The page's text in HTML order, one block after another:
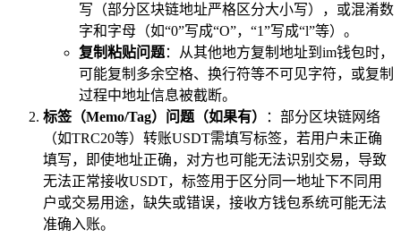
写（部分区块链地址严格区分大小写），或混淆数
字和字母（如“0”写成“O”，“1”写成“l”等）。
复制粘贴问题：从其他地方复制地址到im钱包时，
可能复制多余空格、换行符等不可见字符，或复制
过程中地址信息被截断。
标签（Memo/Tag）问题（如果有）
：部分区块链网络
（如TRC20等）转账USDT需填写标签，若用户未正确
填写，即使地址正确，对方也可能无法识别交易，导致
无法正常接收USDT，标签用于区分同一地址下不同用
户或交易用途，缺失或错误，接收方钱包系统可能无法
准确入账。